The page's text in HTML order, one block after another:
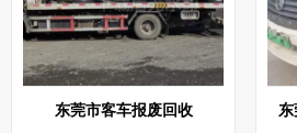
东莞市客车报废回收